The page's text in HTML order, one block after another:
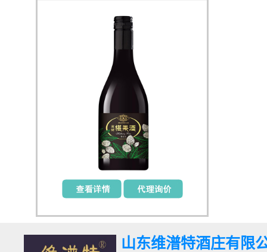
山东维潽特酒庄有限